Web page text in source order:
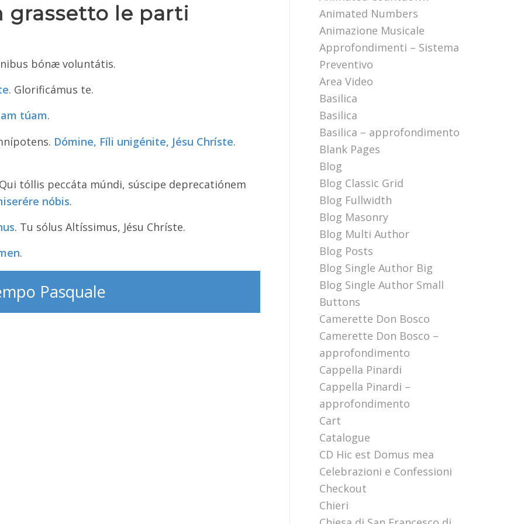
grassetto le parti
bónæ voluntátis.
. Glorificámus te.
túam.
Dómine, Fíli unigénite, Jésu Chríste.
tóllis peccáta múndi, súscipe deprecatiónem
nóbis.
. Tu sólus Altíssimus, Jésu Chríste.
.
Pasquale
Animated Numbers
Animazione Musicale
Approfondimenti – Sistema
Preventivo
Area Video
Basilica
Basilica
Basilica – approfondimento
Blank Pages
Blog
Blog Classic Grid
Blog Fullwidth
Blog Masonry
Blog Multi Author
Blog Posts
Blog Single Author Big
Blog Single Author Small
Buttons
Camerette Don Bosco
Camerette Don Bosco –
approfondimento
Cappella Pinardi
Cappella Pinardi –
approfondimento
Cart
Catalogue
CD Hic est Domus mea
Celebrazioni e Confessioni
Checkout
Chieri